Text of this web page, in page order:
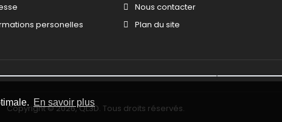
En savoir plus
personelles
Nous contacter
Plan du site
Copyright © 2026, QL3D. Tous droits réservés.